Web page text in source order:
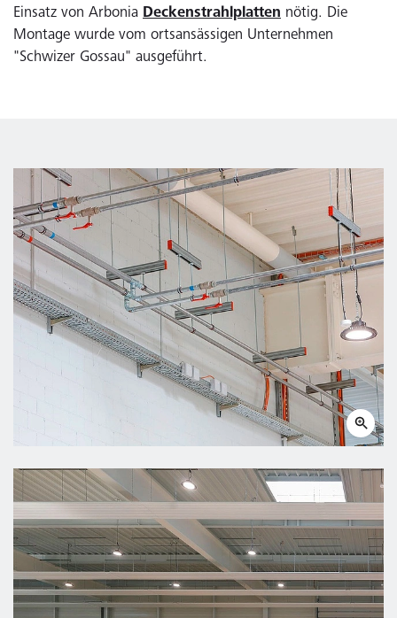
Einsatz von Arbonia Deckenstrahlplatten nötig. Die
Montage wurde vom ortsansässigen Unternehmen
"Schwizer Gossau" ausgeführt.